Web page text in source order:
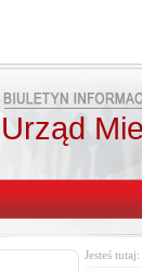
Urząd
Jesteś tutaj: